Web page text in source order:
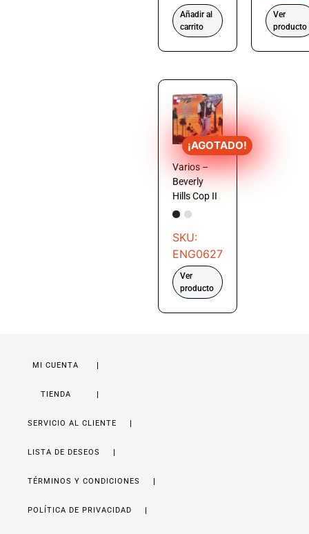
Añadir al
carrito
Ver
producto
¡AGOTADO!
Varios –
Beverly
Hills Cop II
SKU:
ENG0627
Ver
producto
MI CUENTA
TIENDA
SERVICIO AL CLIENTE
LISTA DE DESEOS
TÉRMINOS Y CONDICIONES
POLÍTICA DE PRIVACIDAD